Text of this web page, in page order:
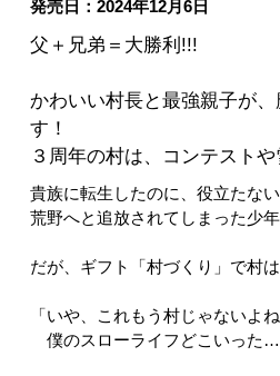
発売日：2024年12月6日
父＋兄弟＝大勝利!!!
かわいい村長と最強親子が
す！
３周年の村は、コンテスト
貴族に転生したのに、役立たな
荒野へと追放されてしまった少年
だが、ギフト「村づくり」で村
「いや、これもう村じゃないよね
僕のスローライフどこいった…